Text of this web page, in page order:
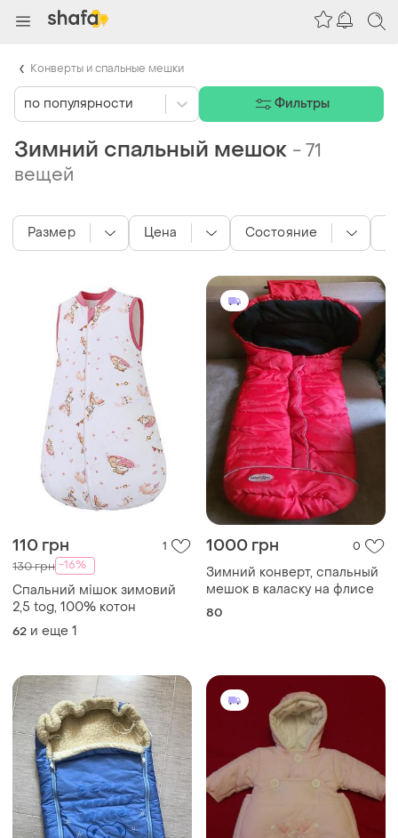
Зимний спальный мешок -71
вещей
110 грн 1
130 грн -16%
Спальний мішок зимовий
2,5 tog, 100% котон
62 и еще 1
1000 грн 0
Зимний конверт, спальный
мешок в каласку на флисе
80
Размер Цена Состояние
по популярности Фильтры
Конверты и спальные мешки